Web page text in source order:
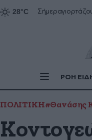
Σήμερα
ΡΟΗ
ΠΟΛΙΤΙΚΗ#Θανάσης